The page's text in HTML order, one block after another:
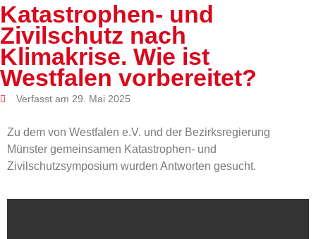
Katastrophen- und
Zivilschutz nach
Klimakrise. Wie ist
Westfalen vorbereitet?
Verfasst am 29. Mai 2025
Zu dem von Westfalen e.V. und der Bezirksregierung
Münster gemeinsamen Katastrophen- und
Zivilschutzsymposium wurden Antworten gesucht.